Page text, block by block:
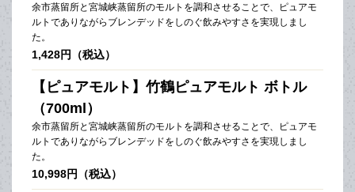
余市蒸留所と宮城峡蒸留所のモルトを調和させることで、ピュアモ
ルトでありながらブレンデッドをしのぐ飲みやすさを実現しまし
た。
1,428円（税込）
【ピュアモルト】竹鶴ピュアモルト ボトル
（700ml）
余市蒸留所と宮城峡蒸留所のモルトを調和させることで、ピュアモ
ルトでありながらブレンデッドをしのぐ飲みやすさを実現しまし
た。
10,998円（税込）